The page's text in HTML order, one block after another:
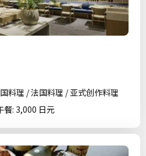
料理 / 法国料理 / 亚式创作料理
餐: 3,000 日元